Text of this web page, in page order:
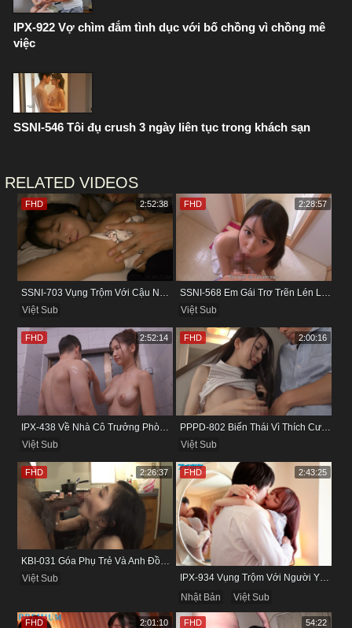
IPX-922 Vợ chìm đắm tình dục với bố chồng vì chồng mê
việc
SSNI-546 Tôi đụ crush 3 ngày liên tục trong khách sạn
RELATED VIDEOS
SSNI-703 Vụng Trộm Với Cậu Nhân Viên Ngay Bên Cạnh Chồng
Việt Sub
FHD 2:52:38
SSNI-568 Em Gái Trơ Trẽn Lén Lút Vụng Trộm Với Bồ Của Chị
Việt Sub
FHD 2:28:57
Việt Sub
FHD 2:52:14
Việt Sub
FHD 2:00:16
KBI-031 Góa Phụ Trẻ Và Anh Đồng Nghiệp Cũ
Việt Sub
FHD 2:26:37
IPX-934 Vụng Trộm Với Người Yêu Cũ Trong Khách Sạn
Nhật Bản
Việt Sub
FHD 2:43:25
FHD 2:01:10 FHD 54:22